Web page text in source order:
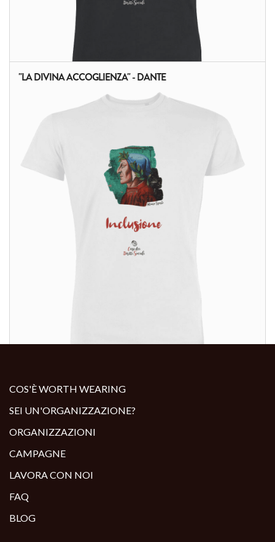
"LA DIVINA ACCOGLIENZA" - DANTE
COS'È WORTH WEARING
SEI UN'ORGANIZZAZIONE?
ORGANIZZAZIONI
CAMPAGNE
LAVORA CON NOI
FAQ
BLOG